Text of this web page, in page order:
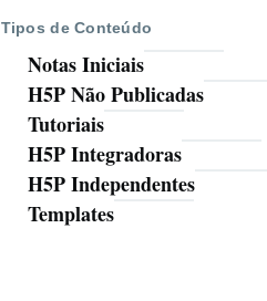
Tipos de Conteúdo
Notas Iniciais
H5P Não Publicadas
Tutoriais
H5P Integradoras
H5P Independentes
Templates